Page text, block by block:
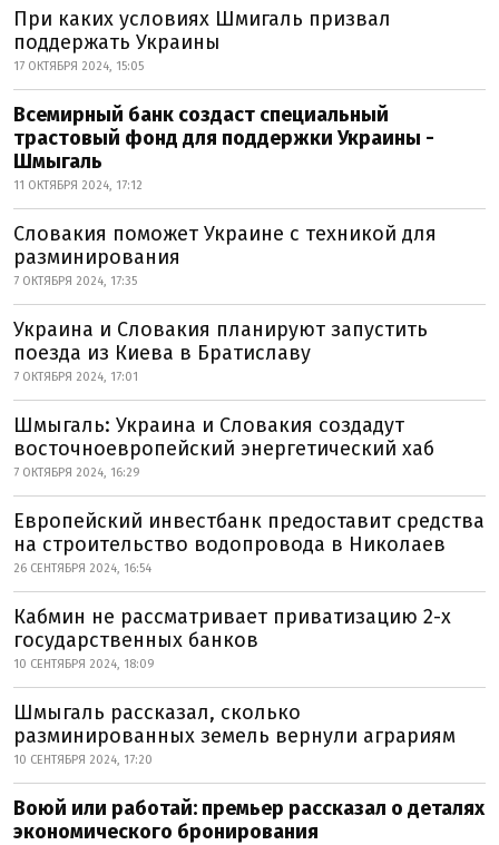
При каких условиях Шмигаль призвал
поддержать Украины
17 ОКТЯБРЯ 2024, 15:05
Всемирный банк создаст специальный
трастовый фонд для поддержки Украины -
Шмыгаль
11 ОКТЯБРЯ 2024, 17:12
Словакия поможет Украине с техникой для
разминирования
7 ОКТЯБРЯ 2024, 17:35
Украина и Словакия планируют запустить
поезда из Киева в Братиславу
7 ОКТЯБРЯ 2024, 17:01
Шмыгаль: Украина и Словакия создадут
восточноевропейский энергетический хаб
7 ОКТЯБРЯ 2024, 16:29
Европейский инвестбанк предоставит средства
на строительство водопровода в Николаев
26 СЕНТЯБРЯ 2024, 16:54
Кабмин не рассматривает приватизацию 2-х
государственных банков
10 СЕНТЯБРЯ 2024, 18:09
Шмыгаль рассказал, сколько
разминированных земель вернули аграриям
10 СЕНТЯБРЯ 2024, 17:20
Воюй или работай: премьер рассказал о деталях
экономического бронирования